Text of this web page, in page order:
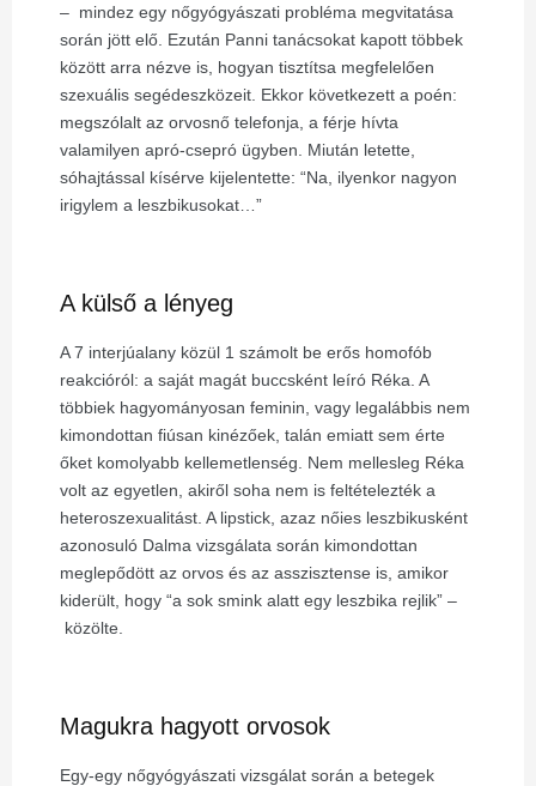
– mindez egy nőgyógyászati probléma megvitatása
során jött elő. Ezután Panni tanácsokat kapott többek
között arra nézve is, hogyan tisztítsa megfelelően
szexuális segédeszközeit. Ekkor következett a poén:
megszólalt az orvosnő telefonja, a férje hívta
valamilyen apró-csepró ügyben. Miután letette,
sóhajtással kísérve kijelentette: “Na, ilyenkor nagyon
irigylem a leszbikusokat…”
A külső a lényeg
A 7 interjúalany közül 1 számolt be erős homofób
reakcióról: a saját magát buccsként leíró Réka. A
többiek hagyományosan feminin, vagy legalábbis nem
kimondottan fiúsan kinézőek, talán emiatt sem érte
őket komolyabb kellemetlenség. Nem mellesleg Réka
volt az egyetlen, akiről soha nem is feltételezték a
heteroszexualitást. A lipstick, azaz nőies leszbikusként
azonosuló Dalma vizsgálata során kimondottan
meglepődött az orvos és az asszisztense is, amikor
kiderült, hogy “a sok smink alatt egy leszbika rejlik” –
közölte.
Magukra hagyott orvosok
Egy-egy nőgyógyászati vizsgálat során a betegek